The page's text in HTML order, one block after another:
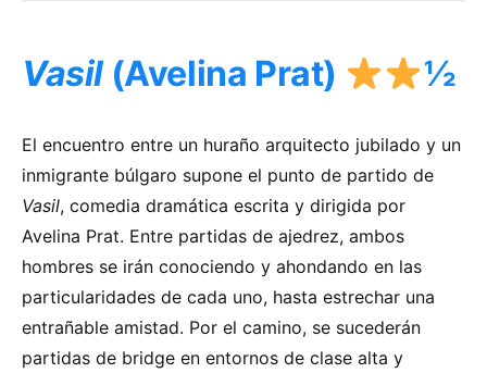
Vasil (Avelina Prat) ½
El encuentro entre un huraño arquitecto jubilado y un
inmigrante búlgaro supone el punto de partido de
Vasil, comedia dramática escrita y dirigida por
Avelina Prat. Entre partidas de ajedrez, ambos
hombres se irán conociendo y ahondando en las
particularidades de cada uno, hasta estrechar una
entrañable amistad. Por el camino, se sucederán
partidas de bridge en entornos de clase alta y